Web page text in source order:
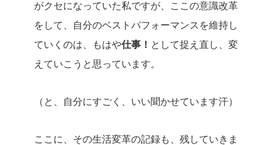
がクセになっていた私ですが、ここの意識改革
をして、自分のベストパフォーマンスを維持し
ていくのは、もはや仕事！ として捉え直し、変
えていこうと思っています。
（と、自分にすごく、いい聞かせています汗）
ここに、その生活変革の記録も、残していきま